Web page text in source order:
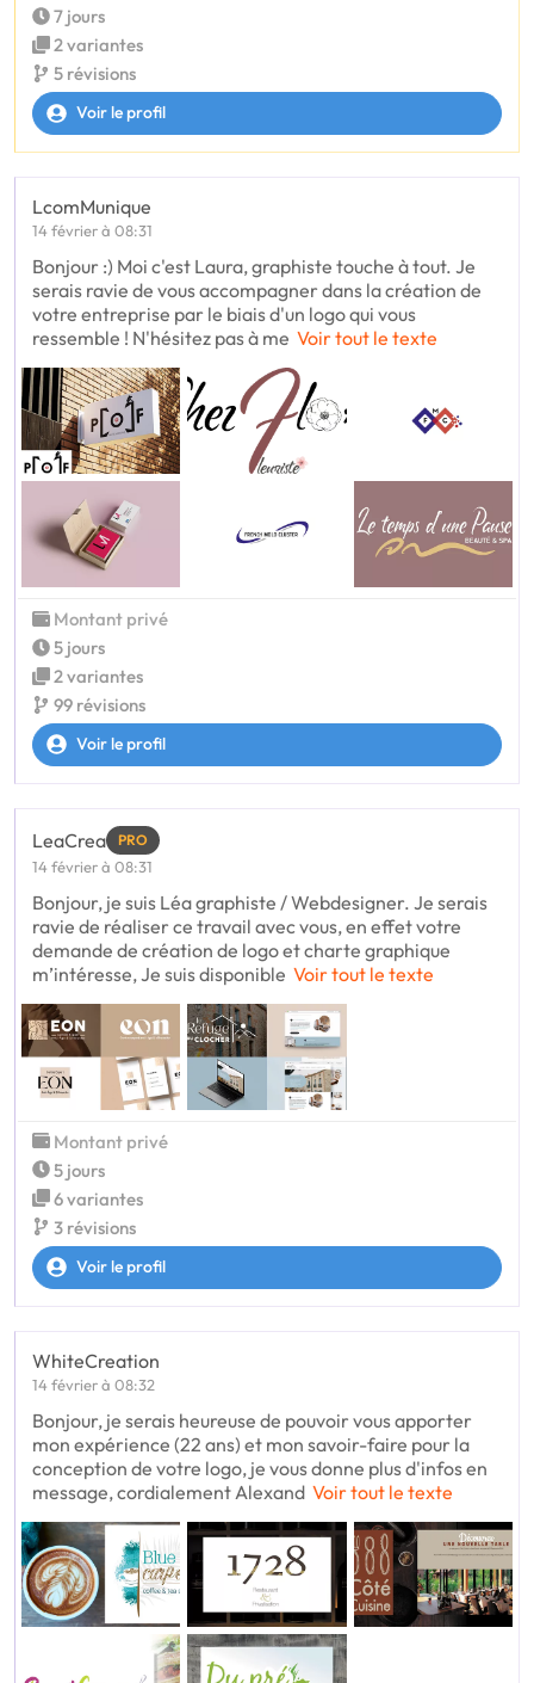
7 jours
2 variantes
5 révisions
Voir le profil
LcomMunique
14 février à 08:31
Bonjour :) Moi c'est Laura, graphiste touche à tout. Je
serais ravie de vous accompagner dans la création de
votre entreprise par le biais d'un logo qui vous
ressemble ! N'hésitez pas à me Voir tout le texte
Montant privé
5 jours
2 variantes
99 révisions
Voir le profil
LeaCrea PRO
14 février à 08:31
Bonjour, je suis Léa graphiste / Webdesigner. Je serais
ravie de réaliser ce travail avec vous, en effet votre
demande de création de logo et charte graphique
m’intéresse, Je suis disponible Voir tout le texte
Montant privé
5 jours
6 variantes
3 révisions
Voir le profil
WhiteCreation
14 février à 08:32
Bonjour, je serais heureuse de pouvoir vous apporter
mon expérience (22 ans) et mon savoir-faire pour la
conception de votre logo, je vous donne plus d'infos en
message, cordialement Alexand Voir tout le texte